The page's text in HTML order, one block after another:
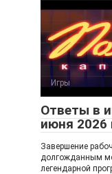
Игры
Ответы в
июня 2026
Завершение
долгожданным
легендарной